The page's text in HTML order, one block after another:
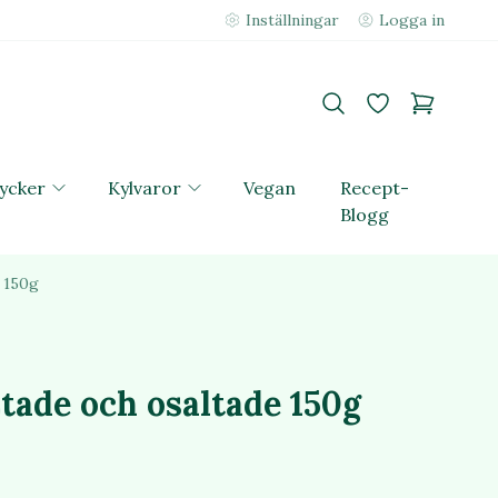
Inställningar Logga in
Kylvaror Vegan
Recept-
Blogg
och osaltade 150g